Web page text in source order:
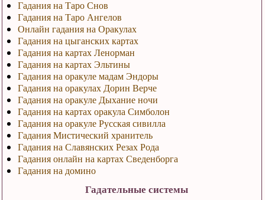
Гадания на Таро Снов
Гадания на Таро Ангелов
Онлайн гадания на Оракулах
Гадания на цыганских картах
Гадания на картах Ленорман
Гадания на картах Эльтины
Гадания на оракуле мадам Эндоры
Гадания на оракулах Дорин Верче
Гадания на оракуле Дыхание ночи
Гадания на картах оракула Симболон
Гадания на оракуле Русская сивилла
Гадания Мистический хранитель
Гадания на Славянских Резах Рода
Гадания онлайн на картах Сведенборга
Гадания на домино
Гадательные системы